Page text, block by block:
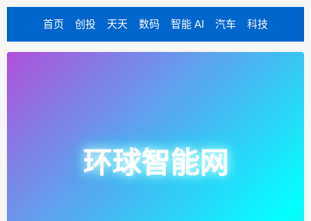
首页 创投 天天 数码 智能 AI 汽车 科技
环球智能网